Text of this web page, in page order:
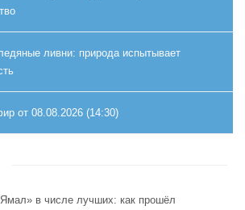
ливни: природа испытывает
от 08.08.2026 (14:30)
в числе лучших: как прошёл